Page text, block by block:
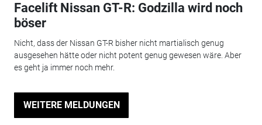
Facelift Nissan GT-R: Godzilla wird noch
böser
Nicht, dass der Nissan GT-R bisher nicht martialisch genug
ausgesehen hätte oder nicht potent genug gewesen wäre. Aber
es geht ja immer noch mehr.
WEITERE MELDUNGEN